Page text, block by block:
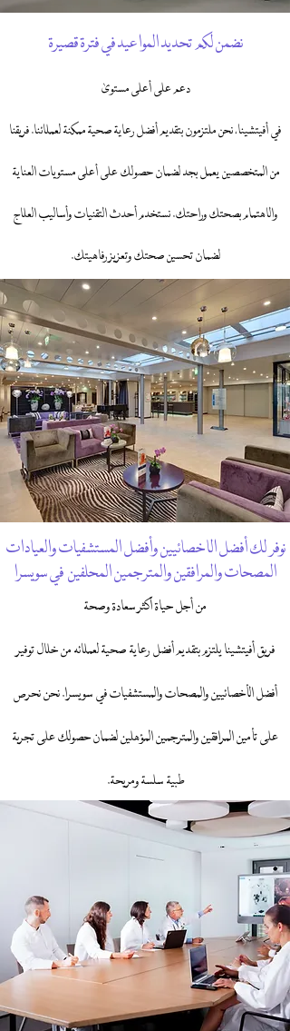
نضمن لكم تحديد المواعيد في فترة قصيرة
دعم على أعلى مستوى
في أفيتشينا، نحن ملتزمون بتقديم أفضل رعاية صحية ممكنة لعملائنا. فريقنا
من المتخصصين يعمل بجد لضمان حصولك على أعلى مستويات العناية
والاهتمام بصحتك وراحتك. نستخدم أحدث التقنيات وأساليب العلاج
لضمان تحسين صحتك وتعزيز رفاهيتك.
نوفر لك أفضل الاخصائيين وأفضل المستشفيات والعيادات
المصحات والمرافقينوالمترجمين المحلفينفي سويسرا
من أجل حياة أكثر سعادة وصحة
فريق أفيتشينا يلتزم بتقديم أفضل رعاية صحية لعملائه من خلال توفير
أفضل الأخصائيين والمصحات والمستشفيات في سويسرا. نحن نحرص
على تأمين المرافقين والمترجمين المؤهلين لضمان حصولك على تجربة
طبية سلسة ومريحة.